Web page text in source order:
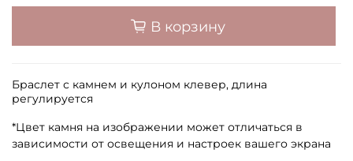
В корзину
Браслет с камнем и кулоном клевер, длина
регулируется
*Цвет камня на изображении может отличаться в
зависимости от освещения и настроек вашего экрана